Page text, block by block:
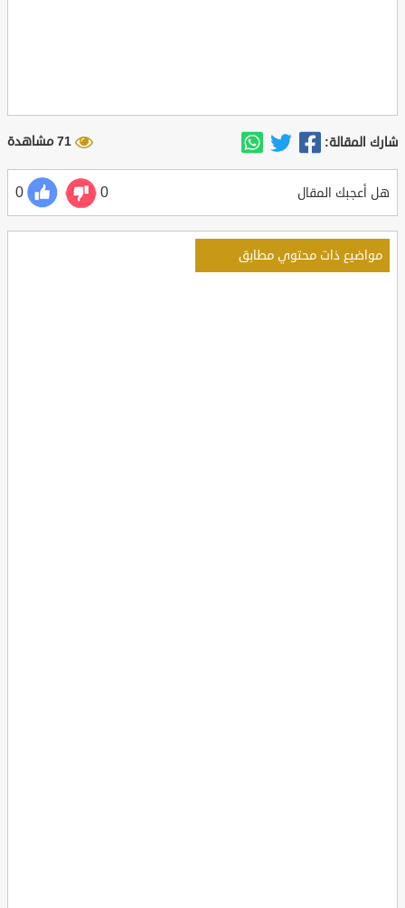
شارك المقالة: 71 مشاهدة
هل أعجبك المقال 0
0
مواضيع ذات محتوي مطابق